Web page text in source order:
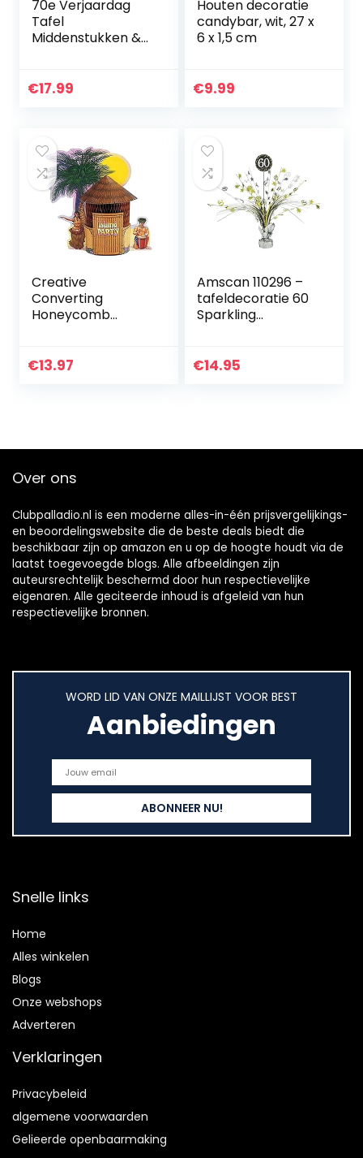
70e Verjaardag
Tafel
Middenstukken &
Banner, 9 Stuks
€17.99
Houten decoratie
candybar, wit, 27 x
6 x 1,5 cm
€9.99
Creative
Converting
Honeycomb
€13.97
Amscan 110296 –
tafeldecoratie 60
Sparkling
45,7 cm,
€14.95
Over ons
Clubpalladio.nl is een moderne alles-in-één prijsvergelijkings-
en beoordelingswebsite die de beste deals biedt die
beschikbaar zijn op amazon en u op de hoogte houdt via de
laatst toegevoegde blogs. Alle afbeeldingen zijn
auteursrechtelijk beschermd door hun respectievelijke
eigenaren. Alle geciteerde inhoud is afgeleid van hun
respectievelijke bronnen.
WORD LID VAN ONZE MAILLIJST VOOR BEST
Aanbiedingen
Snelle links
Home
Alles winkelen
Blogs
Onze webshops
Adverteren
Verklaringen
Privacybeleid
algemene voorwaarden
Gelieerde openbaarmaking